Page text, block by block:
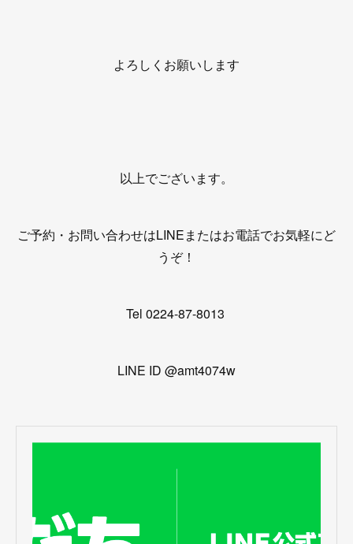
よろしくお願いします
以上でございます。
ご予約・お問い合わせはLINEまたはお電話でお気軽にど
うぞ！
Tel 0224-87-8013
LINE ID @amt4074w